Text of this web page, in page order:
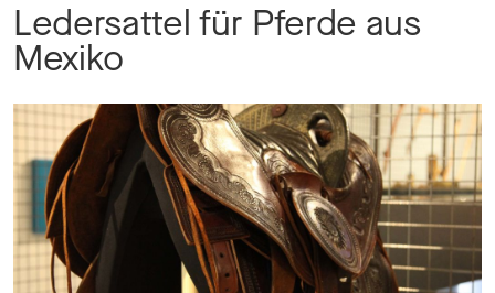
Ledersattel für Pferde aus
Mexiko